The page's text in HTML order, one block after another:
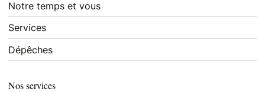
Notre temps et vous
Services
Dépêches
Nos services